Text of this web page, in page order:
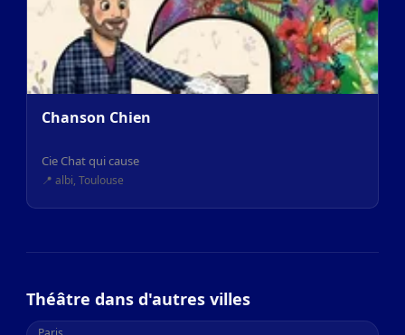
Chanson Chien
Cie Chat qui cause
📍 albi, Toulouse
Théâtre dans d'autres villes